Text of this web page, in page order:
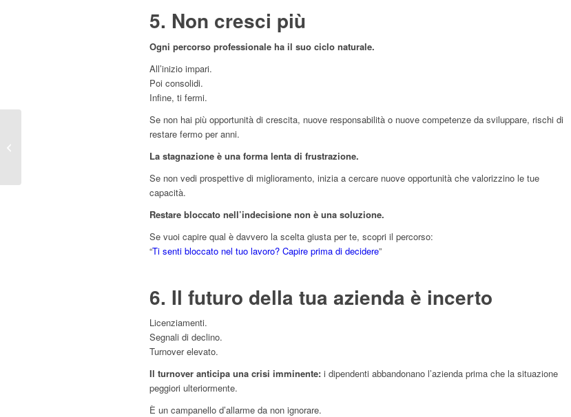
5. Non cresci più
Ogni percorso professionale ha il suo ciclo naturale.
All’inizio impari.
Poi consolidi.
Infine, ti fermi.
Se non hai più opportunità di crescita, nuove responsabilità o nuove competenze da sviluppare, rischi di
restare fermo per anni.
La stagnazione è una forma lenta di frustrazione.
Se non vedi prospettive di miglioramento, inizia a cercare nuove opportunità che valorizzino le tue
capacità.
Restare bloccato nell’indecisione non è una soluzione.
Se vuoi capire qual è davvero la scelta giusta per te, scopri il percorso:
“Ti senti bloccato nel tuo lavoro? Capire prima di decidere”
6. Il futuro della tua azienda è incerto
Licenziamenti.
Segnali di declino.
Turnover elevato.
Il turnover anticipa una crisi imminente: i dipendenti abbandonano l’azienda prima che la situazione
peggiori ulteriormente.
È un campanello d’allarme da non ignorare.